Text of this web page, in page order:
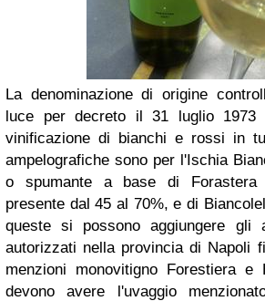
La denominazione di origine
luce per decreto il 31 luglio 1973
vinificazione di bianchi e rossi in
ampelografiche sono per l'Ischia
o spumante a base di Forastera
presente dal 45 al 70%, e di
queste si possono aggiungere gli
autorizzati nella provincia di Napoli
menzioni monovitigno Forestiera e
devono avere l'uvaggio